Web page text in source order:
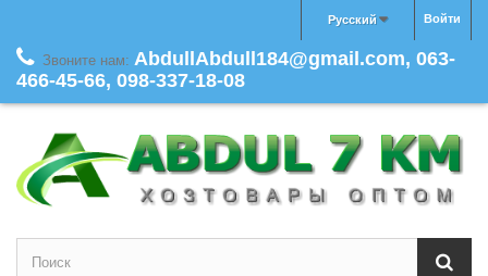
Войти
Русский
Звоните нам: AbdullAbdull184@gmail.com, 063-
466-45-66, 098-337-18-08